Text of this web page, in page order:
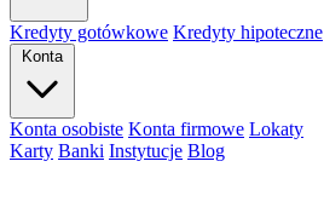
Kredyty gotówkowe Kredyty hipoteczne
Konta
Konta osobiste Konta firmowe Lokaty
Karty Banki Instytucje Blog